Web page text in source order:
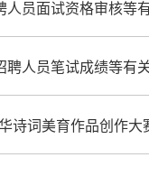
员面试资格审核等
人员笔试成绩等有
诗词美育作品创作大